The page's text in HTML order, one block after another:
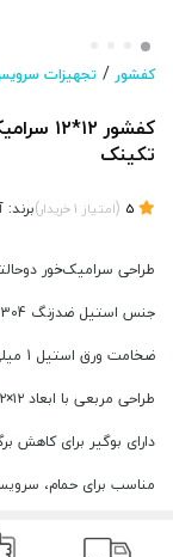
کفشور/ تجهیزات
کفشور
تکینک
(امتیاز 1خریدار)برند:
طراحی سرامیک‌خور
جنس استیل ضدزنگ 304 نگیر
ضخامت ورق استیل 1 میلی‌متری
طراحی مربعی با ابعاد ۱۲×۱۲ سانتی‌متر
دارای بوگیر برای کاهش
مناسب برای حمام،